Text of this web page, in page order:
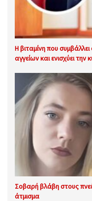
Η βιταμίνη που
αγγείων και ενισχύει
Σοβαρή βλάβη στους
άτμισμα